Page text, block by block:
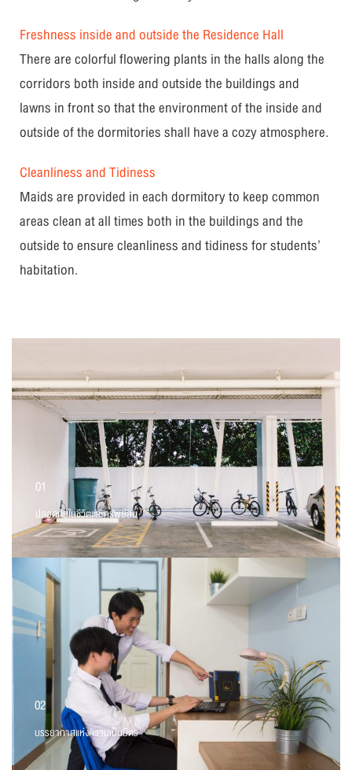
Freshness inside and outside the Residence Hall
There are colorful flowering plants in the halls along the
corridors both inside and outside the buildings and
lawns in front so that the environment of the inside and
outside of the dormitories shall have a cozy atmosphere.
Cleanliness and Tidiness
Maids are provided in each dormitory to keep common
areas clean at all times both in the buildings and the
outside to ensure cleanliness and tidiness for students’
habitation.
01
ปลอดภัยในชีวิตและทรัพย์สิน
02
บรรยากาศแห่งความเป็นมิตร